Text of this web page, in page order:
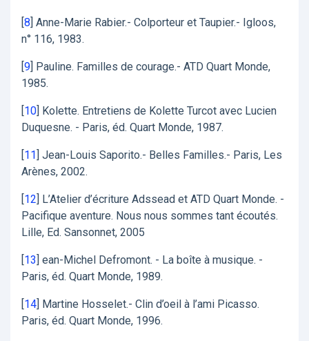
8 Anne-Marie Rabier.- Colporteur et Taupier.- Igloos,
n° 116, 1983.
9 Pauline. Familles de courage.- ATD Quart Monde,
1985.
10 Kolette. Entretiens de Kolette Turcot avec Lucien
Duquesne. - Paris, éd. Quart Monde, 1987.
11 Jean-Louis Saporito.- Belles Familles.- Paris, Les
Arènes, 2002.
12
L’Atelier d’écriture Adssead et ATD Quart Monde. -
Pacifique aventure. Nous nous sommes tant écoutés.
Lille, Ed. Sansonnet, 2005
13 ean-Michel Defromont. - La boîte à musique. -
Paris, éd. Quart Monde, 1989.
14 Martine Hosselet.- Clin d’oeil à l’ami Picasso.
Paris, éd. Quart Monde, 1996.